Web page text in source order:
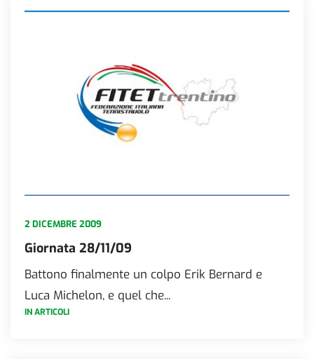
2 DICEMBRE 2009
Giornata 28/11/09
Battono finalmente un colpo Erik Bernard e
Luca Michelon, e quel che...
IN ARTICOLI